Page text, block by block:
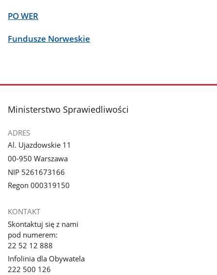
PO WER
Fundusze Norweskie
stopka
Ministerstwo Sprawiedliwości
ADRES
Al. Ujazdowskie 11
00-950 Warszawa
NIP 5261673166
Regon 000319150
KONTAKT
Skontaktuj się z nami
pod numerem:
22 52 12 888
Infolinia dla Obywatela
222 500 126